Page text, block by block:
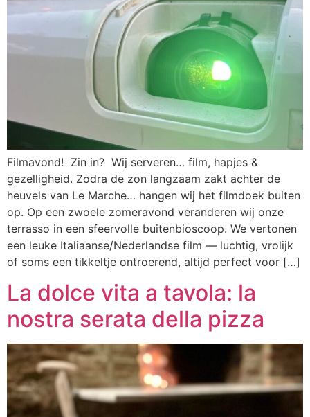
Filmavond! Zin in? Wij serveren… film, hapjes &
gezelligheid. Zodra de zon langzaam zakt achter de
heuvels van Le Marche… hangen wij het filmdoek buiten
op. Op een zwoele zomeravond veranderen wij onze
terrasso in een sfeervolle buitenbioscoop. We vertonen
een leuke Italiaanse/Nederlandse film — luchtig, vrolijk
of soms een tikkeltje ontroerend, altijd perfect voor […]
La dolce vita a tavola: la
nostra serata della pizza